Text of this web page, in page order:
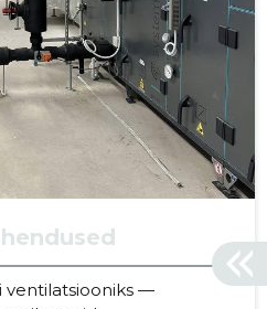
ventilatsiooniks —